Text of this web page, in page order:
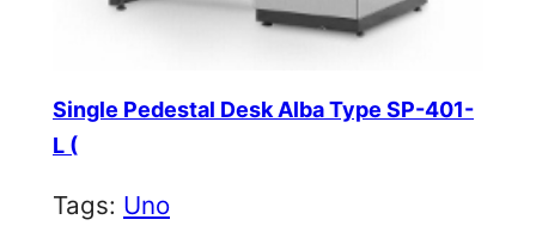
Single Pedestal Desk Alba Type SP-401-
L (
Tags: Uno